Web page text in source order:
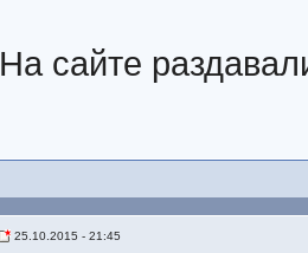
На сайте
25.10.2015 - 21:45